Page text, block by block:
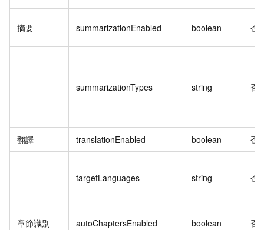
摘要 summarizationEnabled boolean 否
summarizationTypes string 否
翻譯 translationEnabled boolean 否
targetLanguages string 否
章節識別 autoChaptersEnabled boolean 否